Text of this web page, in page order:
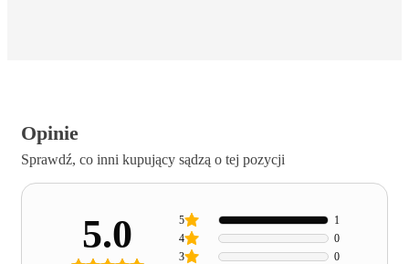
Opinie
Sprawdź, co inni kupujący sądzą o tej pozycji
5.0 3 0
4 0
5 1